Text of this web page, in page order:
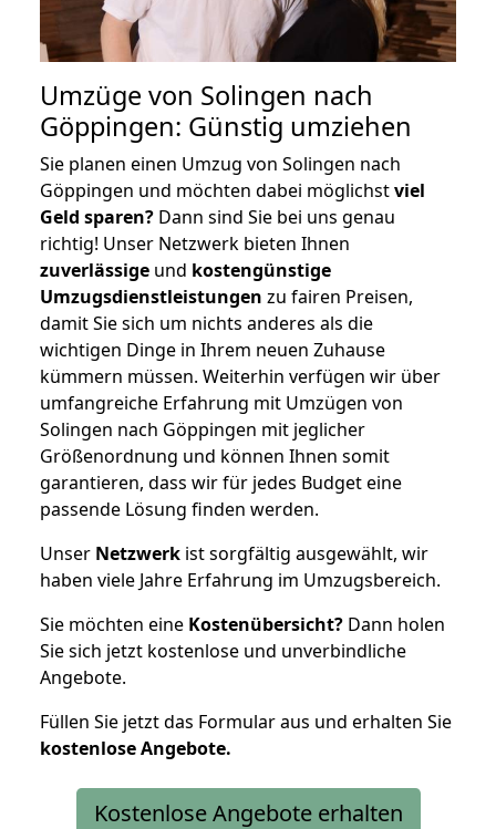
Umzüge von Solingen nach
Göppingen: Günstig umziehen
Sie planen einen Umzug von Solingen nach
Göppingen und möchten dabei möglichstviel
Geld sparen? Dann sind Sie bei uns genau
richtig! Unser Netzwerk bieten Ihnen
zuverlässige und kostengünstige
Umzugsdienstleistungen zu fairen Preisen,
damit Sie sich um nichts anderes als die
wichtigen Dinge in Ihrem neuen Zuhause
kümmern müssen. Weiterhin verfügen wir über
umfangreiche Erfahrung mit Umzügen von
Solingen nach Göppingen mit jeglicher
Größenordnung und können Ihnen somit
garantieren, dass wir für jedes Budget eine
passende Lösung finden werden.
Unser Netzwerk ist sorgfältig ausgewählt, wir
haben viele Jahre Erfahrung im Umzugsbereich.
Sie möchten eine Kostenübersicht? Dann holen
Sie sich jetzt kostenlose und unverbindliche
Angebote.
Füllen Sie jetzt das Formular aus und erhalten Sie
kostenloseAngebote.
Kostenlose Angebote erhalten